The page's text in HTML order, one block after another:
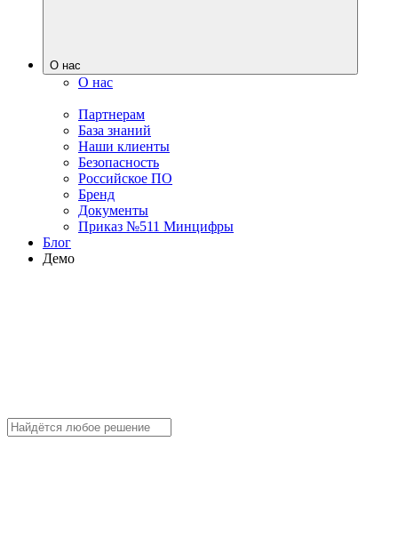
О нас
О нас
Партнерам
База знаний
Наши клиенты
Безопасность
Российское ПО
Бренд
Документы
Приказ №511 Минцифры
Блог
Демо